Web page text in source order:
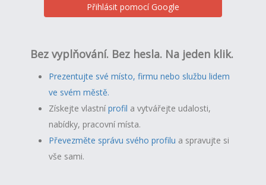
Přihlásit pomocí Google
Bez vyplňování. Bez hesla. Na jeden klik.
Prezentujte své místo, firmu nebo službu lidem
ve svém městě.
Získejte vlastníprofil a vytvářejte udalosti,
nabídky, pracovní místa.
Převezměte správu svého profilu a spravujte si
vše sami.